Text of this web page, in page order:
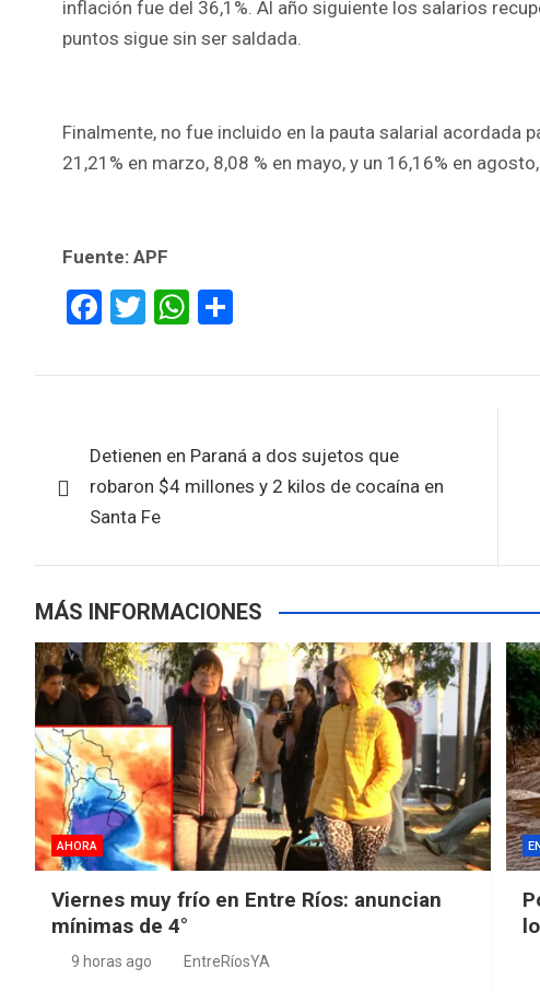
inflación fue del 36,1%. Al año siguiente los salarios
puntos sigue sin ser saldada.
Finalmente, no fue incluido en la pauta salarial acordada
21,21% en marzo, 8,08 % en mayo, y un 16,16% en
Fuente: APF
F
ce
o
o
k
T
tt
W
at
A
p
ar
de
entradas
Detienen en Paraná a dos sujetos que
robaron $4 millones y 2 kilos de cocaína en
Santa Fe
MÁS INFORMACIONES
AHORA
Viernes muy frío en Entre Ríos: anuncian
mínimas de 4°
9 horas ago EntreRíosYA